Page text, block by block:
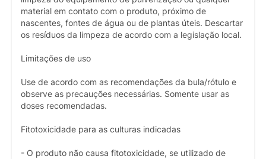
material em contato com o produto, próximo de
nascentes, fontes de água ou de plantas úteis. Descartar
os resíduos da limpeza de acordo com a legislação local.
Limitações de uso
Use de acordo com as recomendações da bula/rótulo e
observe as precauções necessárias. Somente usar as
doses recomendadas.
Fitotoxicidade para as culturas indicadas
- O produto não causa fitotoxicidade, se utilizado de